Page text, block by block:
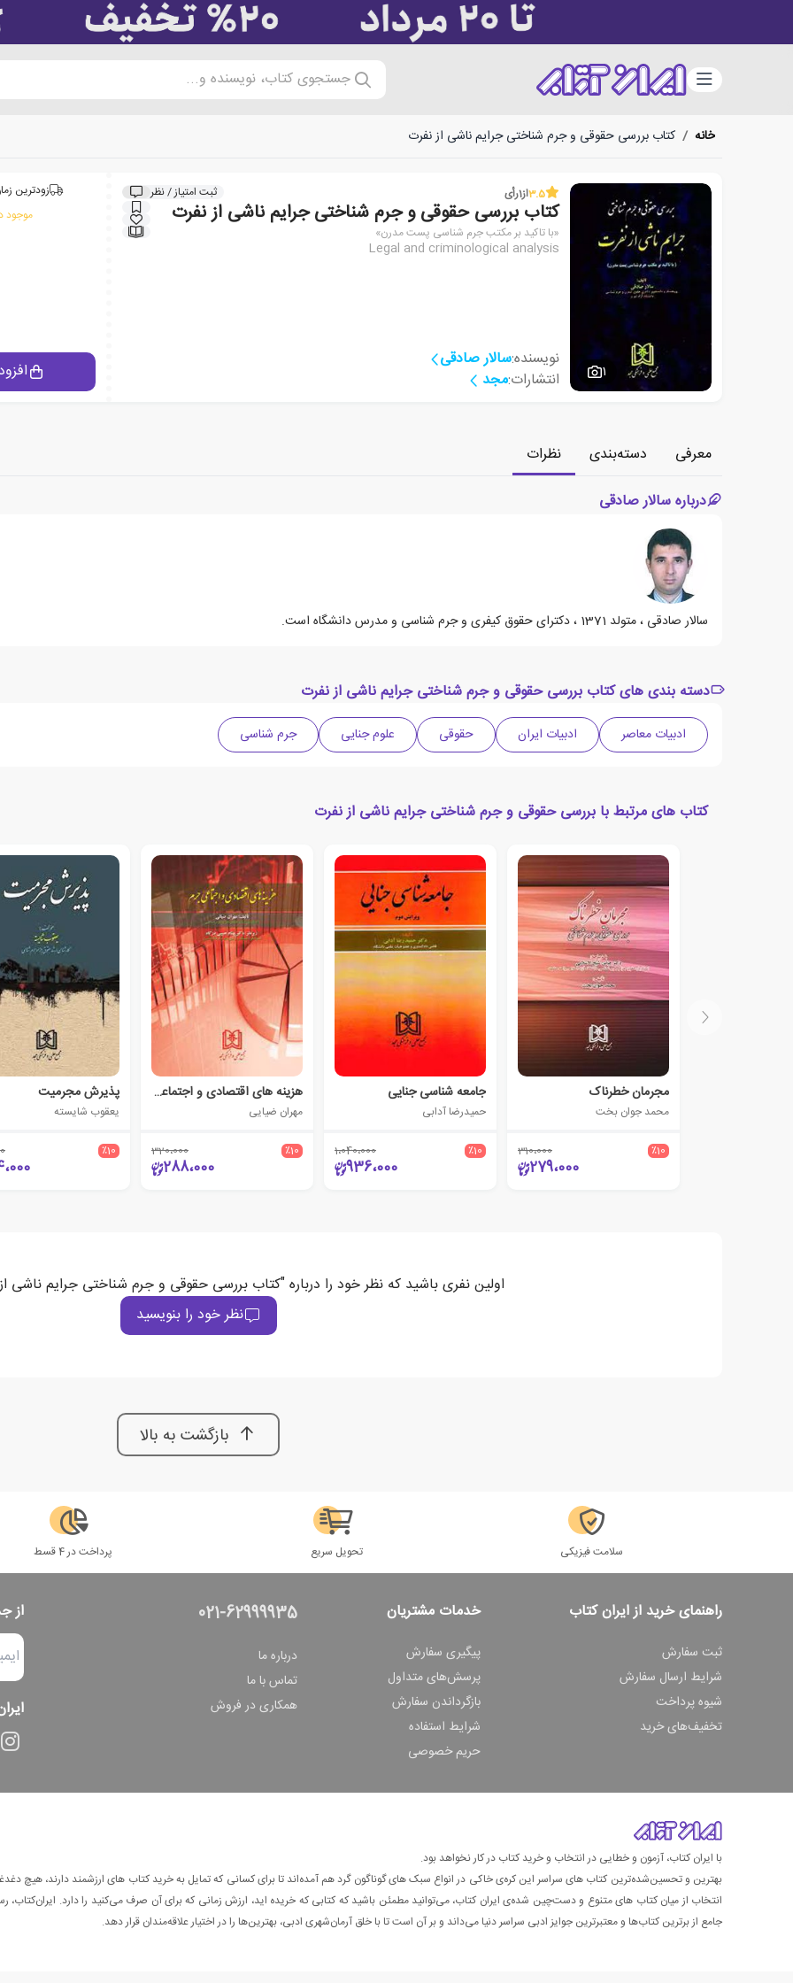
دسته‌بندی جستجوی کتاب، نویسنده و...
خانه / کتاب بررسی حقوقی و جرم شناختی جرایم ناشی از نفرت
1
3.5از1رأی ثبت امتیاز / نظر
کتاب بررسی حقوقی و جرم شناختی جرایم ناشی از نفرت
«با تاکید بر مکتب جرم شناسی پست مدرن»
Legal and criminological analysis
نویسنده:سالار صادقی
انتشارات:مجد
زودترین
موجود
معرفی دسته‌بندی
نظرات
درباره سالار صادقی
سالار صادقی ، متولد 1371 ، دکترای حقوق کیفری و جرم شناسی و مدرس دانشگاه است.
دسته بندی های کتاب بررسی حقوقی و جرم شناختی جرایم ناشی از نفرت
ادبیات معاصر ادبیات ایران حقوقی علوم جنایی جرم شناسی
کتاب های مرتبط با بررسی حقوقی و جرم شناختی جرایم ناشی از نفرت
مجرمان خطرناک
محمد جوان بخت
٪10 310،000
279،000
جامعه شناسی جنایی
حمیدرضا آدابی
٪10 1،040،000
936،000
هزینه های اقتصادی و اجتماعی جرم
مهران ضیایی
٪10 320،000
288،000
پذیرش مجرمیت
یعقوب شایسته
٪10
اولین نفری باشید که نظر خود را درباره "کتاب بررسی حقوقی و جرم شناختی جرایم ناشی
نظر خود را بنویسید
بازگشت به بالا
سلامت فیزیکی تحویل سریع پرداخت در 4 قسط
راهنمای خرید از ایران کتاب
ثبت سفارش
شرایط ارسال سفارش
شیوه پرداخت
تخفیف‌های خرید
خدمات مشتریان
پیگیری سفارش
پرسش‌های متداول
بازگرداندن سفارش
شرایط استفاده
حریم خصوصی
021-62999935
درباره ما
تماس با ما
همکاری در فروش
از
با ایران کتاب، آزمون و خطایی در انتخاب و خرید کتاب در کار نخواهد بود.
بهترین و تحسین‌شده‌ترین کتاب‌ های سراسر این کره‌ی خاکی در انواع سبک های گوناگون گرد هم آمده‌اند تا برای کسانی که تمایل به خرید کتاب های ارزشمند دارند، هیچ
انتخاب از میان کتاب های متنوع و دست‌چین شده‌ی ایران کتاب، می‌توانید مطمئن باشید که کتابی که خریده اید، ارزش زمانی که برای آن صرف می‌کنید را دارد. ایران‌کتاب،
جامع از برترین کتاب‌ها و معتبرترین جوایز ادبی سراسر دنیا می‌داند و بر آن است تا با خلق آرمان‌شهری ادبی، بهترین‌ها را در اختیار علاقه‌مندان قرار دهد.